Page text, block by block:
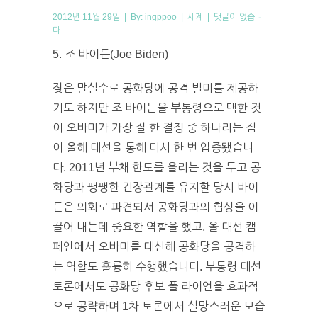
2012년 11월 29일 | By: ingppoo | 세계 | 댓글이 없습니
다
5. 조 바이든(Joe Biden)
잦은 말실수로 공화당에 공격 빌미를 제공하
기도 하지만 조 바이든을 부통령으로 택한 것
이 오바마가 가장 잘 한 결정 중 하나라는 점
이 올해 대선을 통해 다시 한 번 입증됐습니
다. 2011년 부채 한도를 올리는 것을 두고 공
화당과 팽팽한 긴장관계를 유지할 당시 바이
든은 의회로 파견되서 공화당과의 협상을 이
끌어 내는데 중요한 역할을 했고, 올 대선 캠
페인에서 오바마를 대신해 공화당을 공격하
는 역할도 훌륭히 수행했습니다. 부통령 대선
토론에서도 공화당 후보 폴 라이언을 효과적
으로 공략하며 1차 토론에서 실망스러운 모습